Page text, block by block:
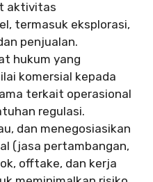
aktivitas
termasuk eksplorasi,
penjualan.
hukum yang
komersial kepada
terkait operasional
regulasi.
dan menegosiasikan
(jasa pertambangan,
offtake, dan kerja